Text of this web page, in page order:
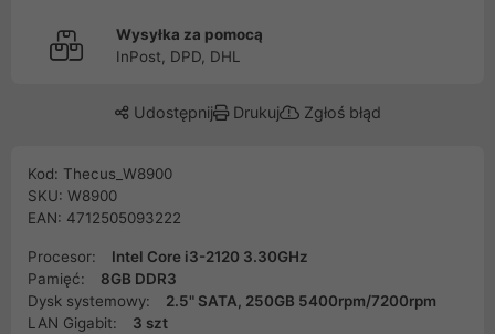
Wysyłka za pomocą
InPost, DPD, DHL
Udostępnij Drukuj Zgłoś błąd
Kod: Thecus_W8900
SKU: W8900
EAN: 4712505093222
Procesor:
Intel Core i3-2120 3.30GHz
Pamięć:
8GB DDR3
Dysk systemowy:
2.5" SATA, 250GB 5400rpm/7200rpm
LAN Gigabit:
3 szt